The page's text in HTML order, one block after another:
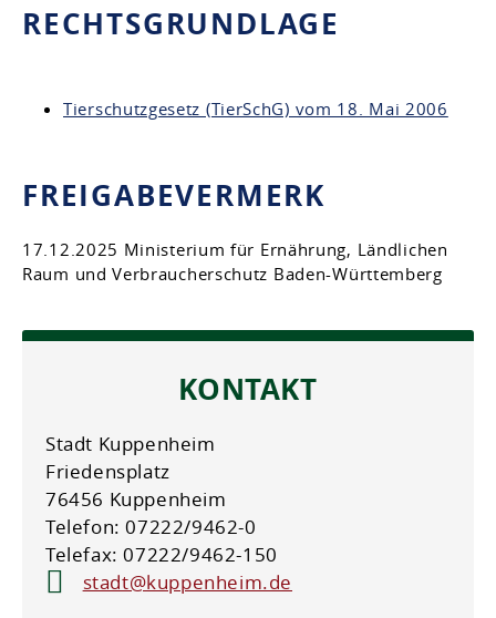
RECHTSGRUNDLAGE
Tierschutzgesetz (TierSchG) vom 18. Mai 2006
FREIGABEVERMERK
17.12.2025 Ministerium für Ernährung, Ländlichen
Raum und Verbraucherschutz Baden-Württemberg
KONTAKT
Stadt Kuppenheim
Friedensplatz
76456 Kuppenheim
Telefon: 07222/9462-0
Telefax: 07222/9462-150
stadt@kuppenheim.de